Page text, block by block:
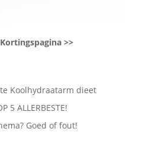
>>
Koolhydraatarm dieet
5 ALLERBESTE!
Goed of fout!